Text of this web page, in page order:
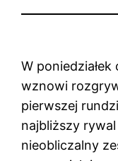
W poniedziałek
wznowi
pierwszej
najbliższy rywal
nieobliczalny